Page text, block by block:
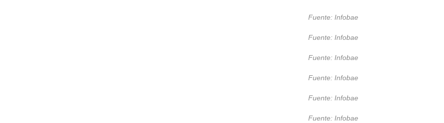
Fuente: Infobae
Fuente: Infobae
Fuente: Infobae
Fuente: Infobae
Fuente: Infobae
Fuente: Infobae